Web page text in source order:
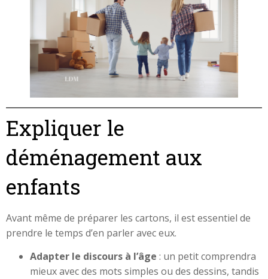
Expliquer le
déménagement aux
enfants
Avant même de préparer les cartons, il est essentiel de
prendre le temps d’en parler avec eux.
Adapter le discours à l’âge : un petit comprendra
mieux avec des mots simples ou des dessins, tandis